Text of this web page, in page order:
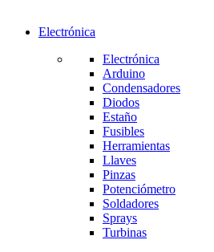
Electrónica
Electrónica
Arduino
Condensadores
Diodos
Estaño
Fusibles
Herramientas
Llaves
Pinzas
Potenciómetro
Soldadores
Sprays
Turbinas